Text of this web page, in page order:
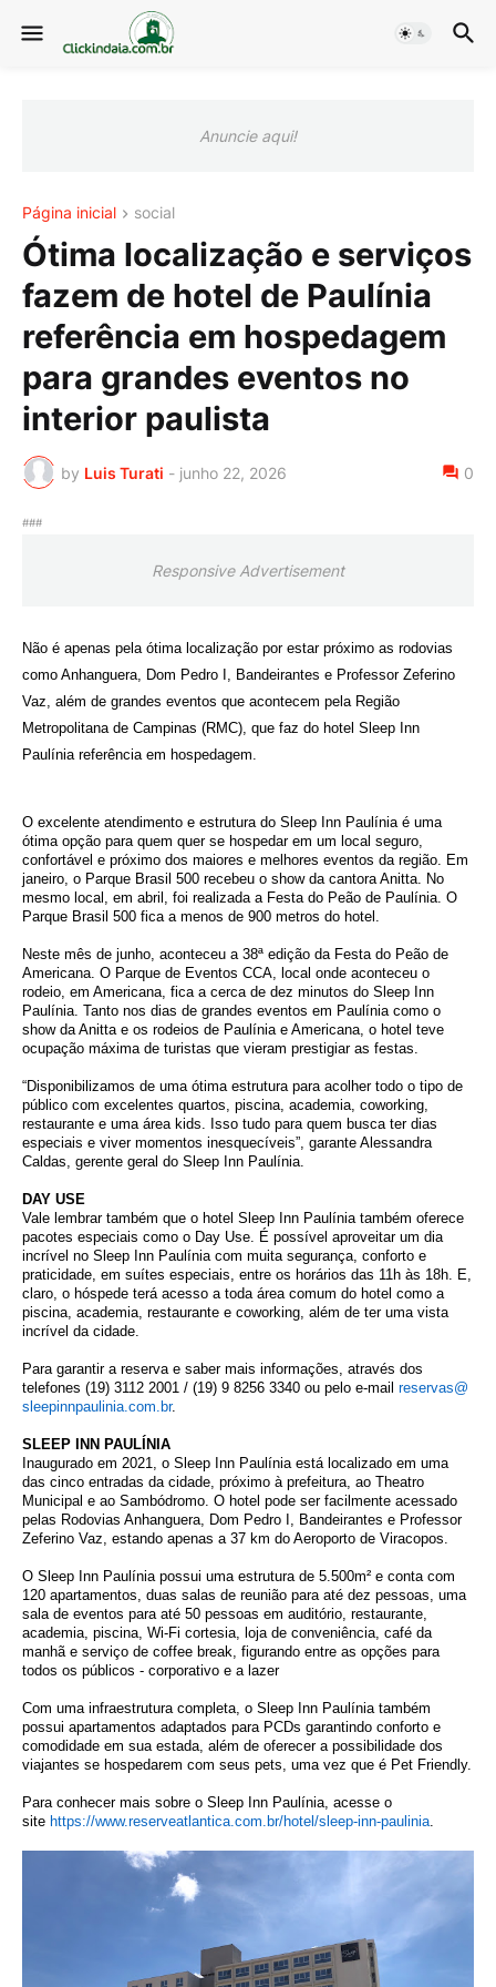
Anuncie aqui!
Página inicial social
Ótima localização e serviços
fazem de hotel de Paulínia
referência em hospedagem
para grandes eventos no
interior paulista
by Luis Turati - junho 22, 2026 0
###
Responsive Advertisement
Não é apenas pela ótima localização por estar próximo as rodovias
como Anhanguera, Dom Pedro I, Bandeirantes e Professor Zeferino
Vaz, além de grandes eventos que acontecem pela Região
Metropolitana de Campinas (RMC), que faz do hotel Sleep Inn
Paulínia referência em hospedagem.
O excelente atendimento e estrutura do Sleep Inn Paulínia é uma
ótima opção para quem quer se hospedar em um local seguro,
confortável e próximo dos maiores e melhores eventos da região. Em
janeiro, o Parque Brasil 500 recebeu o show da cantora Anitta. No
mesmo local, em abril, foi realizada a Festa do Peão de Paulínia. O
Parque Brasil 500 fica a menos de 900 metros do hotel.
Neste mês de junho, aconteceu a 38ª edição da Festa do Peão de
Americana. O Parque de Eventos CCA, local onde aconteceu o
rodeio, em Americana, fica a cerca de dez minutos do Sleep Inn
Paulínia. Tanto nos dias de grandes eventos em Paulínia como o
show da Anitta e os rodeios de Paulínia e Americana, o hotel teve
ocupação máxima de turistas que vieram prestigiar as festas.
“Disponibilizamos de uma ótima estrutura para acolher todo o tipo de
público com excelentes quartos, piscina, academia, coworking,
restaurante e uma área kids. Isso tudo para quem busca ter dias
especiais e viver momentos inesquecíveis”, garante Alessandra
Caldas, gerente geral do Sleep Inn Paulínia.
DAY USE
Vale lembrar também que o hotel Sleep Inn Paulínia também oferece
pacotes especiais como o Day Use. É possível aproveitar um dia
incrível no Sleep Inn Paulínia com muita segurança, conforto e
praticidade, em suítes especiais, entre os horários das 11h às 18h. E,
claro, o hóspede terá acesso a toda área comum do hotel como a
piscina, academia, restaurante e coworking, além de ter uma vista
incrível da cidade.
Para garantir a reserva e saber mais informações, através dos
telefones (19) 3112 2001 / (19) 9 8256 3340 ou pelo e-mail reservas@
sleepinnpaulinia.com.br.
SLEEP INN PAULÍNIA
Inaugurado em 2021, o Sleep Inn Paulínia está localizado em uma
das cinco entradas da cidade, próximo à prefeitura, ao Theatro
Municipal e ao Sambódromo. O hotel pode ser facilmente acessado
pelas Rodovias Anhanguera, Dom Pedro I, Bandeirantes e Professor
Zeferino Vaz, estando apenas a 37 km do Aeroporto de Viracopos.
O Sleep Inn Paulínia possui uma estrutura de 5.500m² e conta com
120 apartamentos, duas salas de reunião para até dez pessoas, uma
sala de eventos para até 50 pessoas em auditório, restaurante,
academia, piscina, Wi-Fi cortesia, loja de conveniência, café da
manhã e serviço de coffee break, figurando entre as opções para
todos os públicos - corporativo e a lazer
Com uma infraestrutura completa, o Sleep Inn Paulínia também
possui apartamentos adaptados para PCDs garantindo conforto e
comodidade em sua estada, além de oferecer a possibilidade dos
viajantes se hospedarem com seus pets, uma vez que é Pet Friendly.
Para conhecer mais sobre o Sleep Inn Paulínia, acesse o
site https://www.reserveatlantica.com.br/hotel/sleep-inn-paulinia.